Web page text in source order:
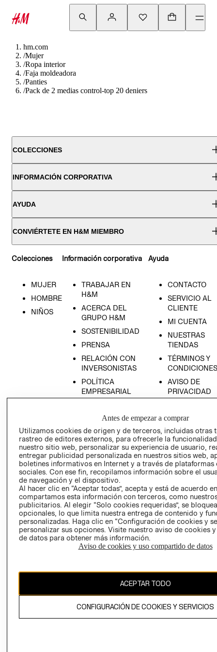
hm.com
/Mujer
/Ropa interior
/Faja moldeadora
/Panties
/Pack de 2 medias control-top 20 deniers
COLECCIONES
INFORMACIÓN CORPORATIVA
AYUDA
CONVIÉRTETE EN H&M MIEMBRO
Colecciones
MUJER
HOMBRE
NIÑOS
Información corporativa
TRABAJAR EN
H&M
ACERCA DEL
GRUPO H&M
SOSTENIBILIDAD
PRENSA
RELACIÓN CON
INVERSONISTAS
POLÍTICA
EMPRESARIAL
Ayuda
CONTACTO
SERVICIO AL
CLIENTE
MI CUENTA
NUESTRAS
TIENDAS
TÉRMINOS Y
CONDICIONES
AVISO DE
PRIVACIDAD
AVISO DE
COOKIES
LIBRO DE
Ecuador ($)
CAMBIAR REGIÓN
El contenido de esta página web está protegido por copyright y es
propiedad de H&M Hennes & Mauritz AB.
Antes de empezar a comprar
Utilizamos cookies de origen y de terceros, incluidas otras
rastreo de editores externos, para ofrecerle la
nuestro sitio web, personalizar su experiencia de usuario,
entregar publicidad personalizada en nuestros sitios web,
boletines informativos en Internet y a través de plataformas
sociales. Con ese fin, recopilamos información sobre el
de navegación y el dispositivo.
Al hacer clic en “Aceptar todas”, acepta y está de acuerdo
compartamos esta información con terceros, como
publicitarios. Al elegir “Solo cookies requeridas”, se
opcionales, lo que limita nuestra entrega de contenido y
personalizadas. Haga clic en “Configuración de cookies y
personalizar sus opciones. Visite nuestro aviso de cookies
de datos para obtener más información.
Aviso de cookies y uso compartido de datos
ACEPTAR TODO
CONFIGURACIÓN DE COOKIES Y SERVICIOS